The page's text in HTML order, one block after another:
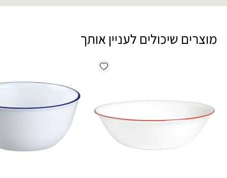
מוצרים שיכולים לעניין אותך
Add wishlist